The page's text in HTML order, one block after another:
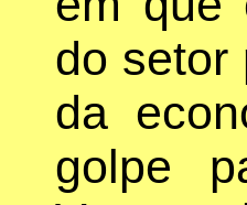
do setor
da
golpe